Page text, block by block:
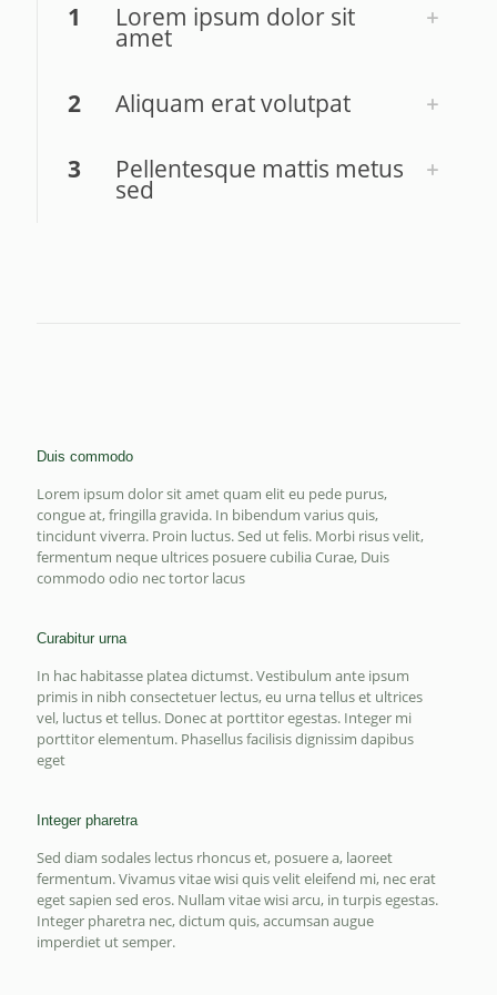
1 Lorem ipsum dolor sit
amet
2 Aliquam erat volutpat
3 Pellentesque mattis metus
sed
Duis commodo
Lorem ipsum dolor sit amet quam elit eu pede purus,
congue at, fringilla gravida. In bibendum varius quis,
tincidunt viverra. Proin luctus. Sed ut felis. Morbi risus velit,
fermentum neque ultrices posuere cubilia Curae, Duis
commodo odio nec tortor lacus
Curabitur urna
In hac habitasse platea dictumst. Vestibulum ante ipsum
primis in nibh consectetuer lectus, eu urna tellus et ultrices
vel, luctus et tellus. Donec at porttitor egestas. Integer mi
porttitor elementum. Phasellus facilisis dignissim dapibus
eget
Integer pharetra
Sed diam sodales lectus rhoncus et, posuere a, laoreet
fermentum. Vivamus vitae wisi quis velit eleifend mi, nec erat
eget sapien sed eros. Nullam vitae wisi arcu, in turpis egestas.
Integer pharetra nec, dictum quis, accumsan augue
imperdiet ut semper.